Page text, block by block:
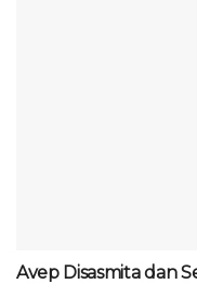
Avep Disasmita dan